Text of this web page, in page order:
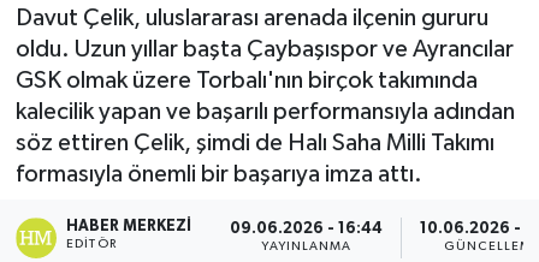
Davut Çelik, uluslararası arenada ilçenin gururu
oldu. Uzun yıllar başta Çaybaşıspor ve Ayrancılar
GSK olmak üzere Torbalı'nın birçok takımında
kalecilik yapan ve başarılı performansıyla adından
söz ettiren Çelik, şimdi de Halı Saha Milli Takımı
formasıyla önemli bir başarıya imza attı.
HABER MERKEZI
EDITÖR
09.06.2026 - 16:44
YAYINLANMA
10.06.2026 -
Süper Lig Puan Durumu ve Fikstür
Tüm Manşetler
Son Dakika Haberleri